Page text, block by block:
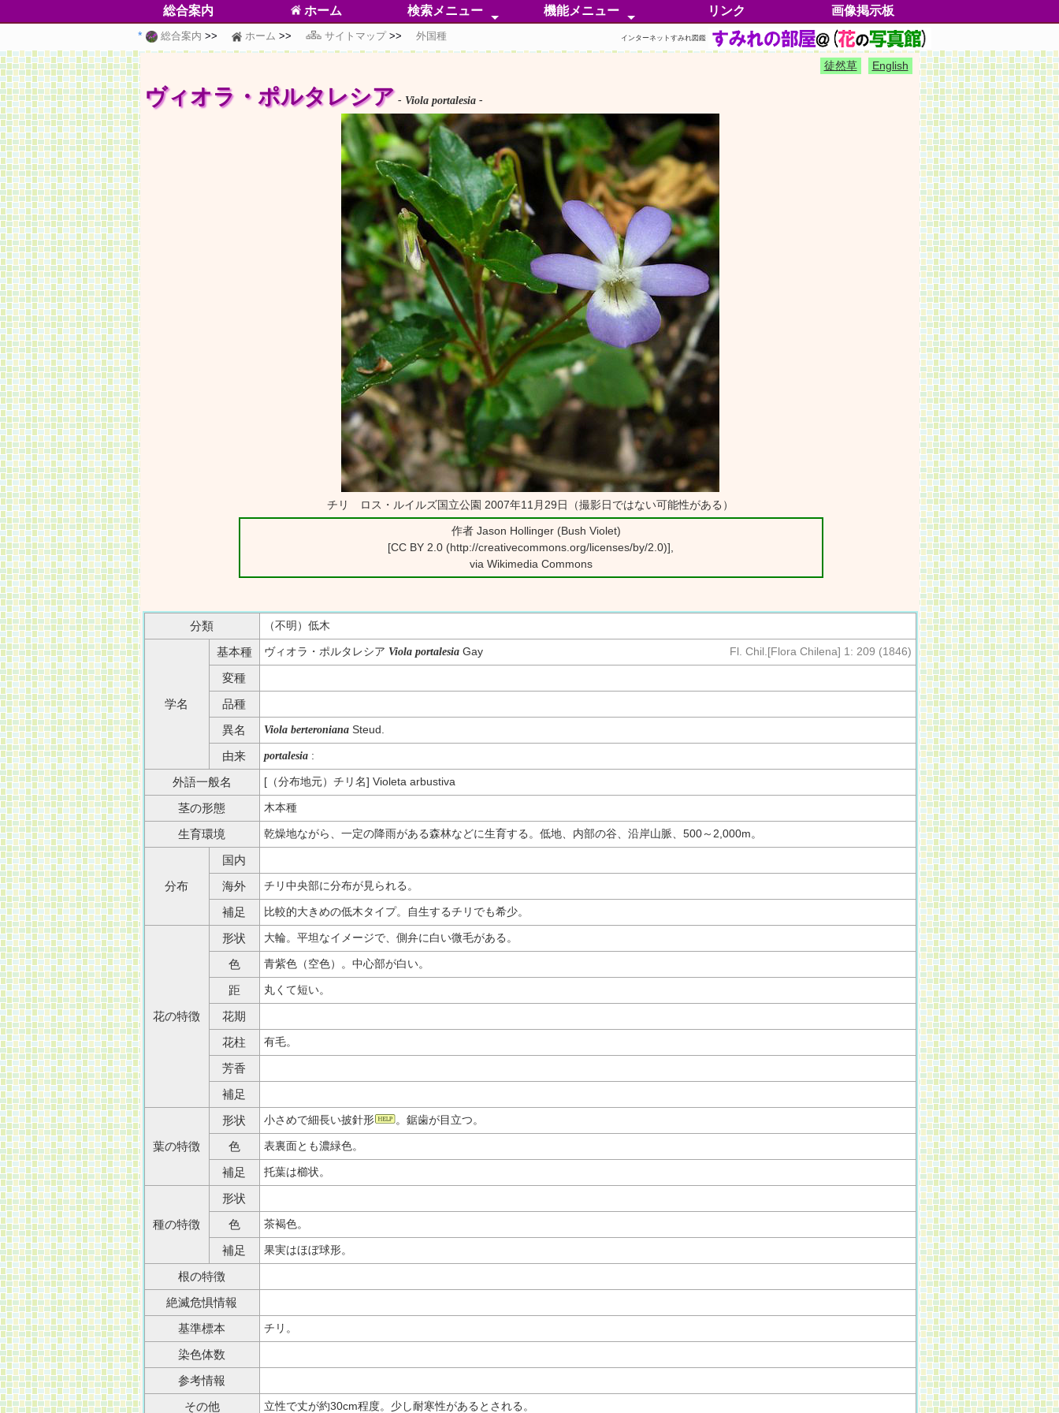
総合案内 ホーム 検索メニュー
50音順検索
分 類 検 索
無 茎 種
有 茎 種
外 国 種
自然交雑種
人工交配種
同定困惑中
色彩別検索
芳香属性分類
検索ポイント
機能メニュー
すみれの分類
分類一覧
学名一覧
別名一覧
絶滅危惧種
五十歩百歩
各地のすみれ
垂直分布
水平分布
イベント情報
書籍雑誌情報
よもやま情報
各部の名称
すみれグッズ
すみれの種子
すみれの切手
高尾山の魅力
トピックス
サイドストーリー
My動画集
出逢いたいすみれたち
徒然草25
徒然草(blog)
おねがいごと
ご協力者一覧
お客様マップ
プロファイル
更新履歴
リンク 画像掲示板
総合案内 ホーム サイトマップ 外国種 インターネットすみれ図鑑
English
徒然草
ヴィオラ・ポルタレシア - Viola portalesia -
チリ ロス・ルイルズ国立公園 2007年11月29日（撮影日ではない可能性がある）
作者 Jason Hollinger (Bush Violet)
[CC BY 2.0 (http://creativecommons.org/licenses/by/2.0)],
via Wikimedia Commons
分類 （不明）低木
学名
基本種 ヴィオラ・ポルタレシア Viola portalesiaGay Fl. Chil.[Flora Chilena] 1: 209 (1846)
変種
品種
異名 Viola berteronianaSteud.
由来 portalesia:
外語一般名 [（分布地元）チリ名] Violeta arbustiva
茎の形態 木本種
生育環境 乾燥地ながら、一定の降雨がある森林などに生育する。低地、内部の谷、沿岸山脈、500～2,000m。
分布
国内
海外 チリ中央部に分布が見られる。
補足 比較的大きめの低木タイプ。自生するチリでも希少。
花の特徴
形状 大輪。平坦なイメージで、側弁に白い微毛がある。
色 青紫色（空色）。中心部が白い。
距 丸くて短い。
花期
花柱 有毛。
芳香
補足
葉の特徴
形状 小さめで細長い披針形 。鋸歯が目立つ。
色 表裏面とも濃緑色。
補足 托葉は櫛状。
種の特徴
形状
色 茶褐色。
補足 果実はほぼ球形。
根の特徴
絶滅危惧情報
基準標本 チリ。
染色体数
参考情報
その他 立性で丈が約30cm程度。少し耐寒性があるとされる。